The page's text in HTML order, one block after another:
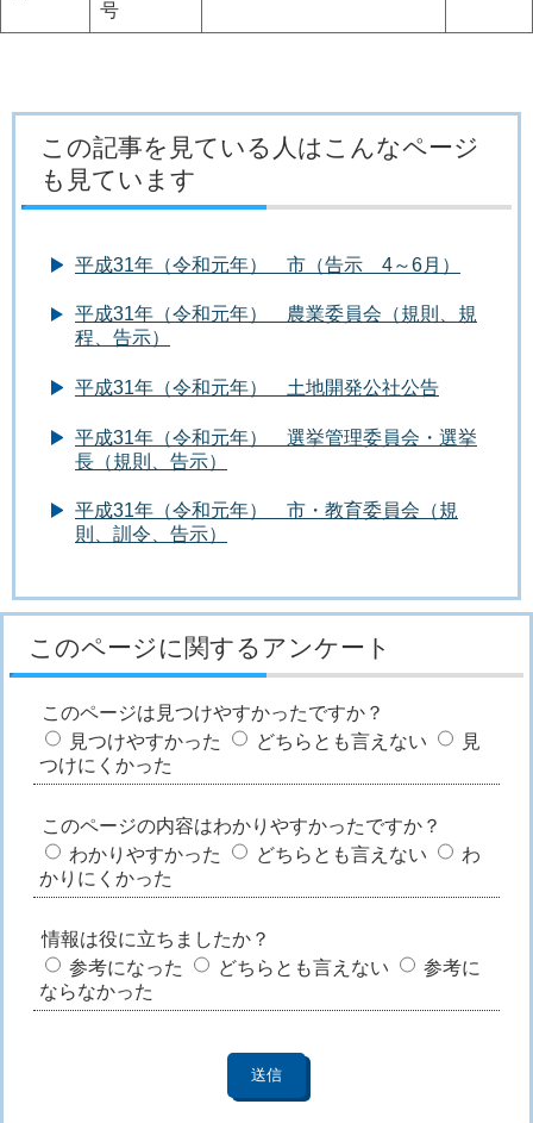
号
この記事を見ている人はこんなページ
も見ています
平成31年（令和元年） 市（告示 4～6月）
平成31年（令和元年） 農業委員会（規則、規
程、告示）
平成31年（令和元年） 土地開発公社公告
平成31年（令和元年） 選挙管理委員会・選挙
長（規則、告示）
平成31年（令和元年） 市・教育委員会（規
則、訓令、告示）
このページに関するアンケート
このページは見つけやすかったですか？
見つけやすかった
どちらとも言えない
見
つけにくかった
このページの内容はわかりやすかったですか？
わかりやすかった
どちらとも言えない
わ
かりにくかった
情報は役に立ちましたか？
参考になった
どちらとも言えない
参考に
ならなかった